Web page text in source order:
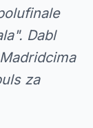
Dabl
za